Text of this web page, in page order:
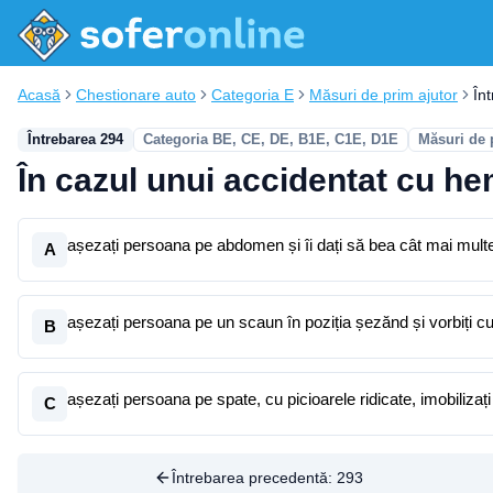
Acasă Chestionare auto Categoria E Măsuri de prim ajutor
Întrebarea 294 Categoria BE, CE, DE, B1E, C1E, D1E Măsuri de
În cazul unui accidentat cu
A așezați persoana pe abdomen și îi dați să bea cât mai
B așezați persoana pe un scaun în poziția șezănd și vorbiți
C așezați persoana pe spate, cu picioarele ridicate,
Întrebarea precedentă: 293